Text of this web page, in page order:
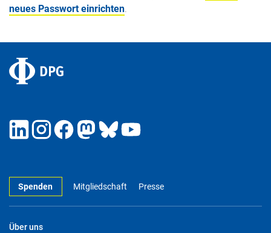
neues Passwort einrichten
Spenden Mitgliedschaft Presse
Über uns